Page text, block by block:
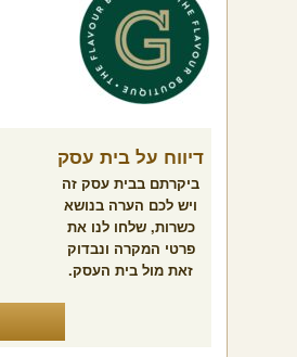
דיווח על בית עסק
ביקרתם בבית עסק זה
ויש לכם הערה בנושא
כשרות, שלחו לנו את
פרטי המקרה ונבדוק
זאת מול בית העסק.